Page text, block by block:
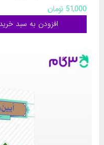
51,000 تومان